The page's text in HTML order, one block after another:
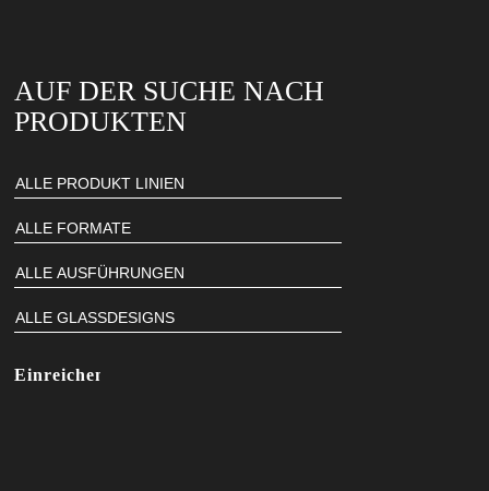
AUF DER SUCHE NACH
PRODUKTEN